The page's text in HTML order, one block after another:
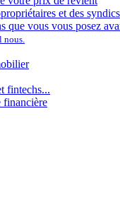
et des syndics
que vous vous posez
nous.
fintechs...